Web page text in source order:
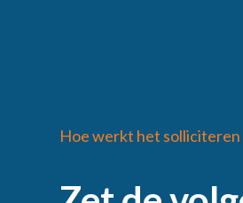
Hoe werkt het solliciteren